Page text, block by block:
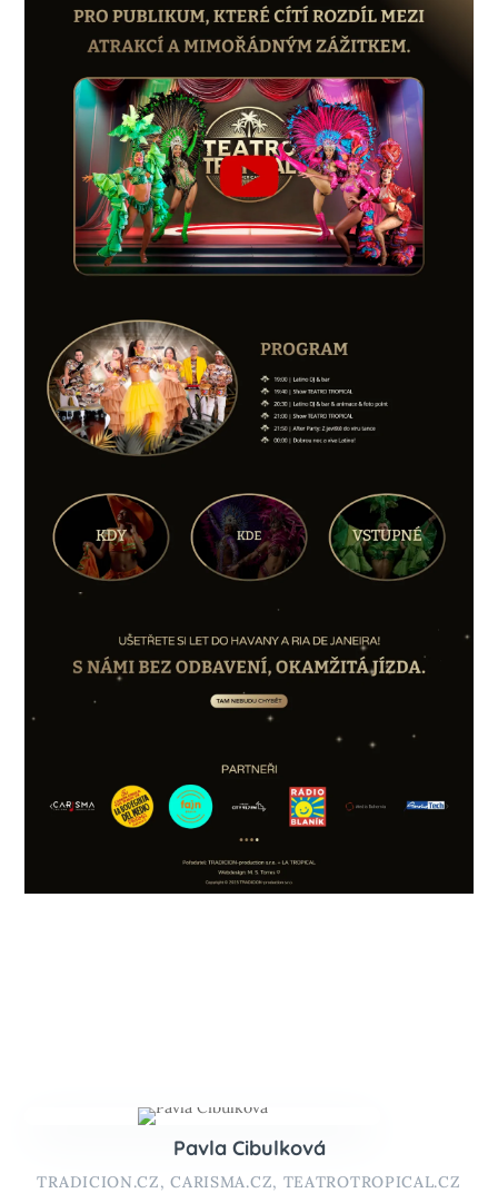
Pavla Cibulková
TRADICION.CZ, CARISMA.CZ, TEATROTROPICAL.CZ